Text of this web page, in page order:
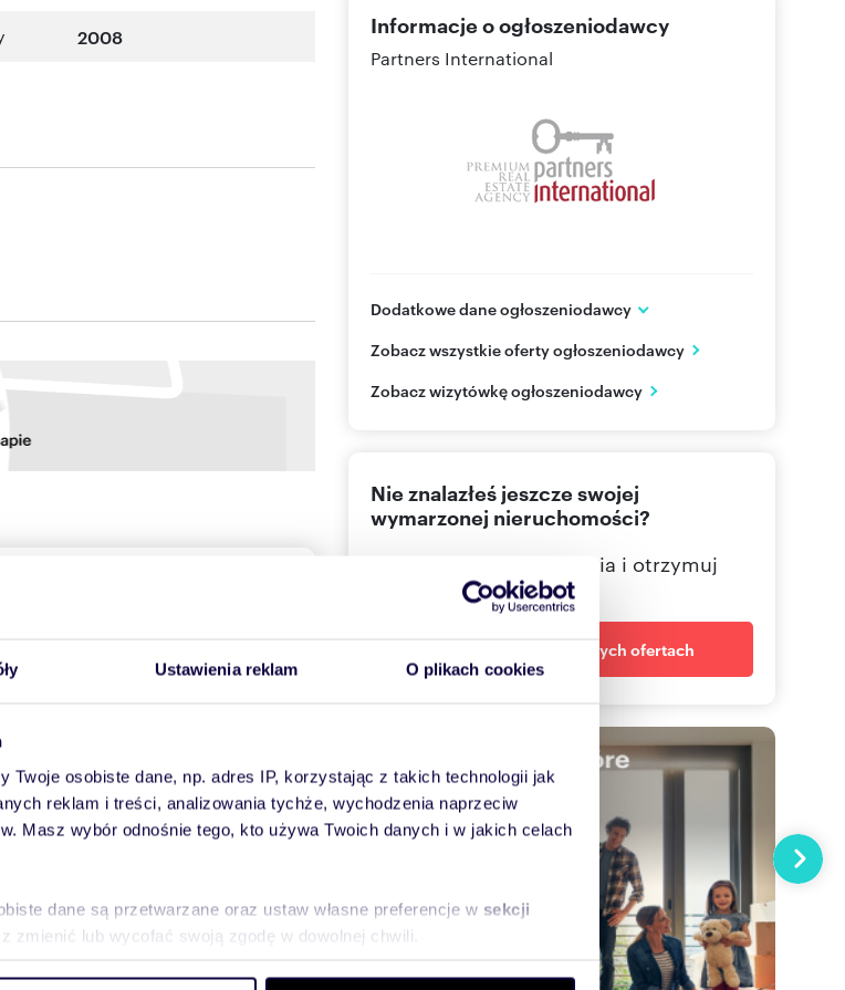
Ustawienia reklam O plikach cookies
Twoje osobiste dane, np. adres IP, korzystając z takich technologii jak
reklam i treści, analizowania tychże, wychodzenia naprzeciw
Masz wybór odnośnie tego, kto używa Twoich danych i w jakich celach
dane są przetwarzane oraz ustaw własne preferencje w sekcji
zmienić lub wycofać swoją zgodę w dowolnej chwili.
2008
przeszklenia I Balkon francuski
części Krakowa.
ekspozycji oraz położeniu na 4
na Wisłę, który sprawia wrażenie
Informacje o ogłoszeniodawcy
Partners International
Dodatkowe dane ogłoszeniodawcy
Warszawa
PL
226465 Pokaż telefon
Zobacz wszystkie oferty ogłoszeniodawcy
Zobacz wizytówkę ogłoszeniodawcy
Nie znalazłeś jeszcze swojej
wymarzonej nieruchomości?
Określ swoje oczekiwania i otrzymuj
dopasowane oferty
Powiadom o nowych ofertach